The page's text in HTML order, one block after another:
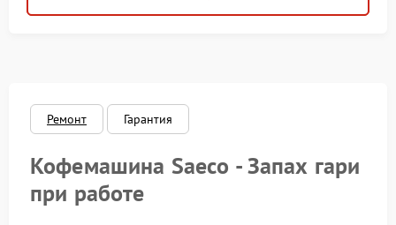
Ремонт Гарантия
Кофемашина Saeco - Запах гари
при работе